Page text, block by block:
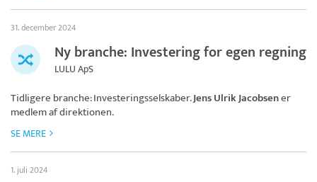
31. december 2024
Ny branche: Investering for egen regning
LULU ApS
Tidligere branche: Investeringsselskaber.Jens Ulrik Jacobsener
medlem af direktionen.
SE MERE
1. juli 2024